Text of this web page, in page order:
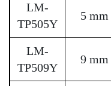
LM-
TP505Y
5 mm
LM-
TP509Y
9 mm